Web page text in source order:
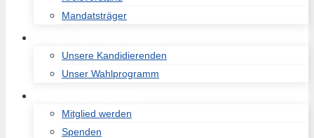
Mandatsträger
Unsere Kandidierenden
Unser Wahlprogramm
Mitglied werden
Spenden